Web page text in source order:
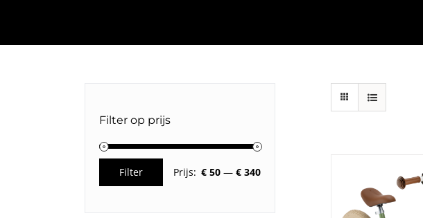
Filter op prijs
Max.
Filter Prijs: € 50 — € 340